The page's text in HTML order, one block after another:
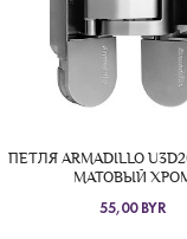
ПЕТЛЯ ARMADILLO
МАТОВЫЙ
55,00 BYR